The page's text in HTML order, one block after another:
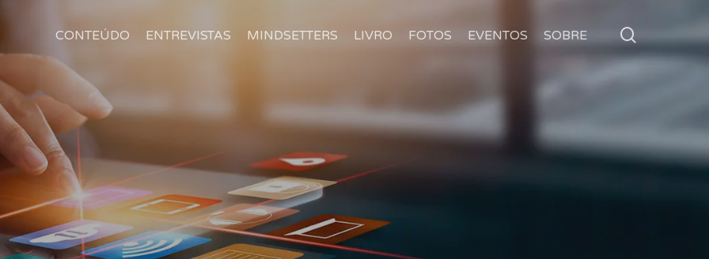
CONTEÚDO ENTREVISTAS MINDSETTERS LIVRO FOTOS EVENTOS SOBRE